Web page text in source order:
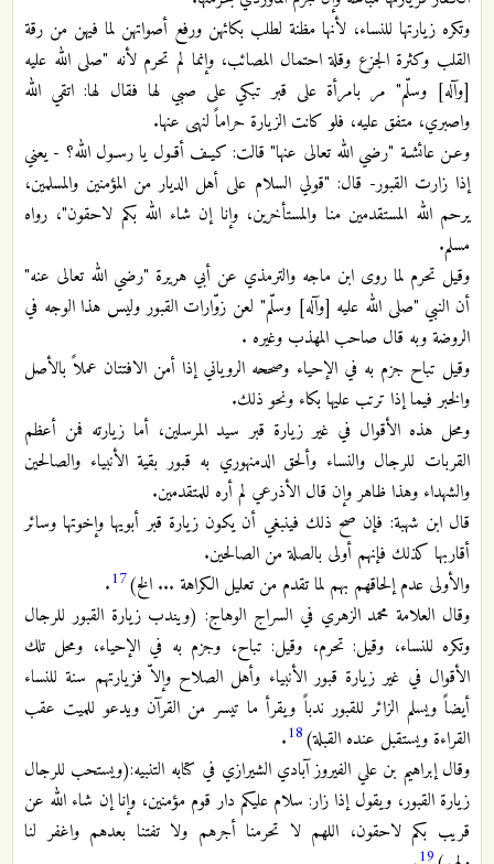
وتكره زيارتها للنساء، لأنها مظنة لطلب بكائهن ورفع أصواتهن لما فيهن من رقة
القلب وكثرة الجزع وقلة احتمال المصائب، وإنما لم تحرم لأنه "صلى الله عليه
[وآله] وسلّم" مر بامرأة على قبر تبكي على صبي لها فقال لها: اتقي الله
واصبري، متفق عليه، فلو كانت الزيارة حراماً لنهى عنها.
وعـن عائشـة "رضي الله تعالى عنها" قالت: كيـف أقـول يا رسـول الله؟ - يعني
إذا زارت القبور- قال: "قولي السلام على أهل الديار من المؤمنين والمسلمين،
يرحم الله المستقدمين منا والمستأخرين، وإنا إن شاء الله بكم لاحقون"، رواه
مسلم.
وقيل تحرم لما روى ابن ماجه والترمذي عن أبي هريرة "رضي الله تعالى عنه"
أن النبي "صلى الله عليه [وآله] وسلّم" لعن زوّارات القبور وليس هذا الوجه في
الروضة وبه قال صاحب المهذب وغيره .
وقيل تباح جزم به في الإحياء وصححه الروياني إذا أمن الافتتان عملاً بالأصل
والخبر فيما إذا ترتب عليها بكاء ونحو ذلك.
ومحل هذه الأقوال في غير زيارة قبر سيد المرسلين، أما زيارته فمن أعظم
القربات للرجال والنساء وألحق الدمنهوري به قبور بقية الأنبياء والصالحين
والشهداء وهذا ظاهر وإن قال الأذرعي لم أره للمتقدمين.
قال ابن شهبة: فإن صح ذلك فينبغي أن يكون زيارة قبر أبويها وإخوتها وسائر
أقاربها كذلك فإنهم أولى بالصلة من الصالحين.
والأولى عدم إلحاقهم بهم لما تقدم من تعليل الكراهة ... الخ)17
.
وقال العلامة محمد الزهري في السراج الوهاج: (ويندب زيارة القبور للرجال
وتكره للنساء، وقيل: تحرم، وقيل: تباح، وجزم به في الإحياء، ومحل تلك
الأقوال في غير زيارة قبور الأنبياء وأهل الصلاح وإلاّ فزيارتهم سنة للنساء
أيضاً ويسلم الزائر للقبور ندباً ويقرأ ما تيسر من القرآن ويدعو للميت عقب
القراءة ويستقبل عنده القبلة)18
.
وقال إبراهيم بن علي الفيروز آبادي الشيرازي في كتابه التنبيه:(ويستحب للرجال
زيارة القبور، ويقول إذا زار: سلام عليكم دار قوم مؤمنين، وإنا إن شاء الله عن
قريب بكم لاحقون، اللهم لا تحرمنا أجرهم ولا تفتنا بعدهم واغفر لنا
19